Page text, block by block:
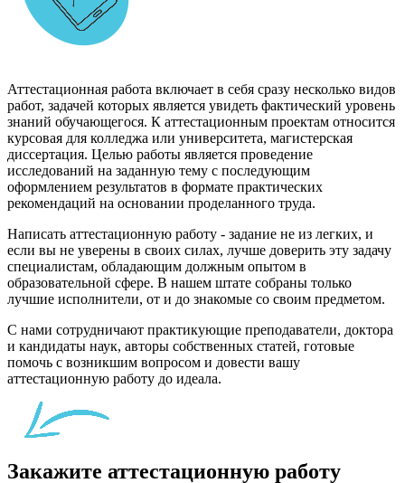
Аттестационная работа включает в себя сразу несколько видов
работ, задачей которых является увидеть фактический уровень
знаний обучающегося. К аттестационным проектам относится
курсовая для колледжа или университета, магистерская
диссертация. Целью работы является проведение
исследований на заданную тему с последующим
оформлением результатов в формате практических
рекомендаций на основании проделанного труда.
Написать аттестационную работу - задание не из легких, и
если вы не уверены в своих силах, лучше доверить эту задачу
специалистам, обладающим должным опытом в
образовательной сфере. В нашем штате собраны только
лучшие исполнители, от и до знакомые со своим предметом.
С нами сотрудничают практикующие преподаватели, доктора
и кандидаты наук, авторы собственных статей, готовые
помочь с возникшим вопросом и довести вашу
аттестационную работу до идеала.
Закажите аттестационную работу